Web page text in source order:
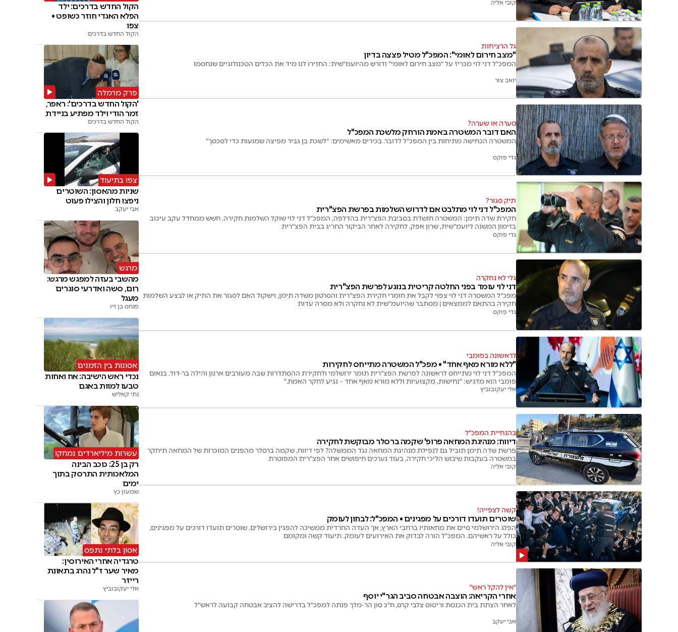
קובי אליה
גל הרציחות
"מצב חירום לאומי": המפכ"ל מטיל פצצה בדיון
המפכ"ל דני לוי מכריז על "מצב חירום לאומי" ודורש מהיועמ"שית: החזירו לנו מיד את הכלים הטכנולוגיים שנחסמו
יואב צור
סערה או שערה?
האם דובר המשטרה באמת הורחק מלשכת המפכ"ל
המשטרה הכחישה מתיחות בין המפכ"ל לדובר. בכירים מאשימים: "לשכת בן גביר מפיצה שמועות כדי לסכסך"
גדי פוקס
תיק סגור?
המפכ"ל דני לוי מתלבט אם לדרוש השלמות בפרשת הפצ"רית
חקירת שדה תימן: המשטרה חושדת בסביבת הפצ"רית בהדלפה, המפכ"ל דני לוי שוקל השלמות חקירה. חשש ממחדל עקב עיכוב
בזימון המשנה ליועמ"שית, שרון אפק, לחקירה לאחר הביקור החריג בבית הפצ"רית
גדי פוקס
גלי לא נחקרה
דני לוי עומד בפני החלטה קריטית בנוגע לפרשת הפצ"רית
מפכ"ל המשטרה דני לוי צפוי לקבל את חומרי חקירת הפצ"רית והסרטון משדה תימן, וישקול האם לסגור את התיק או לבצע השלמות
חקירה בהתאם לממצאים | מסתבר שהיועמ"שית לא נחקרה ולא מסרה עדות
גדי פוקס
לראשונה בפומבי
"ללא מורא מאף אחד" • מפכ"ל המשטרה מתייחס לחקירות
המפכ"ל דני לוי מתייחס לראשונה לפרשת הפצ"רית תומר ירושלמי ולחקירת ההסתדרות שבה מעורבים ארנון והילה בר-דוד. בנאום
פומבי הוא מדגיש: "נחישות, מקצועיות וללא מורא מאף אחד – נגיע לחקר האמת."
אלי יעקובוביץ
בהנחיית המפכ"ל
דיווח: מנהיגת המחאה פרופ' שקמה ברסלר מבוקשת לחקירה
פרשת שדה תימן תוביל גם לנפילת מנהיגת המחאה נגד הממשלה? לפי דיווח, שקמה ברסלר מהפנים המוכרות של המחאה תיחקר
במשטרה בעקבות שיבוש הליכי חקירה, בעוד נערכים חיפושים אחר הפצ"רית המפוטרת
קובי אליה
קשה לצפייה!
שוטרים תועדו דורכים על מפגינים • המפכ"ל: לבחון לעומק
הפלג הירושלמי סיים את מחאותיו ברחבי הארץ, אך העדה החרדית ממשיכה להפגין בירושלים. שוטרים תועדו דורכים על מפגינים,
כולל על ראשיהם. המפכ"ל הורה לבדוק את האירועים לעומק. תיעוד קשה ומקומם
קובי אליה
"אין להקל ראש"
אחרי הקריאה: הוצבה אבטחה סביב הגר"י יוסף
לאחר הצתת בית הכנסת וריסוס צלבי קרס, ח"כ סון הר-מלך פנתה למפכ"ל בדרישה להציב אבטחה קבועה לראש"ל
אבי יעקב
הקול החדש בדרכים: ילד
הפלא האגדי חוזר כשופט •
צפו
הקול החדש בדרכים
פרק מרמלה
'הקול החדש בדרכים': ראפר,
זמר הודי וילד מפתיע בניידת
הקול החדש בדרכים
צפו בתיעוד
שניות מהאסון: השוטרים
ניפצו חלון והצילו פעוט
אבי יעקב
מרגש
מהשבי בעזה למפגש מרגש:
רום, סשה ואדרעי סוגרים
מעגל
פנחס בן זיו
אסונות בין הזמנים
נכדי ראש הישיבה: אח ואחות
טבעו למוות באגם
נתי קאליש
עשרות מיליארדים נמחקו
רק בן 25: כוכב הבינה
המלאכותית התרסק בתוך
ימים
שמעון כץ
אסון בלתי נתפס
טרגדיה אחרי האירוסין:
מאיר שער ז"ל נהרג בתאונת
רייזר
אלי יעקובוביץ